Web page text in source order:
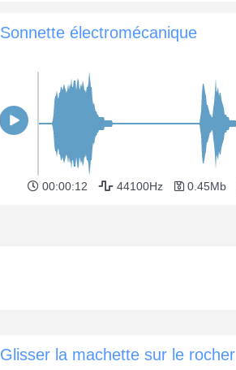
Sonnette électromécanique
00:00:12 44100Hz 0.45Mb
Glisser la machette sur le rocher